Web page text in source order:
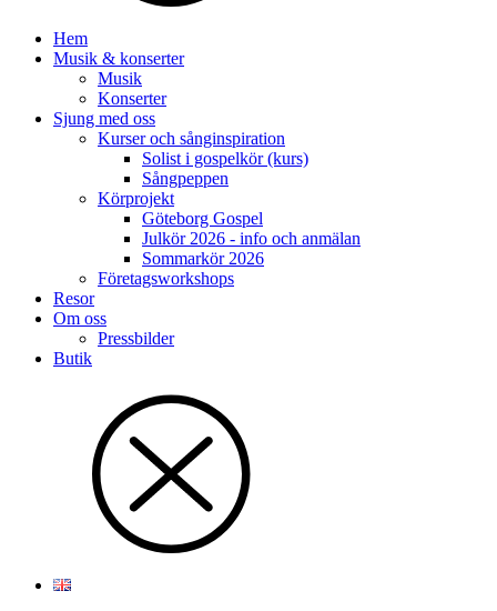
Hem
Musik & konserter
Musik
Konserter
Sjung med oss
Kurser och sånginspiration
Solist i gospelkör (kurs)
Sångpeppen
Körprojekt
Göteborg Gospel
Julkör 2026 - info och anmälan
Sommarkör 2026
Företagsworkshops
Resor
Om oss
Pressbilder
Butik